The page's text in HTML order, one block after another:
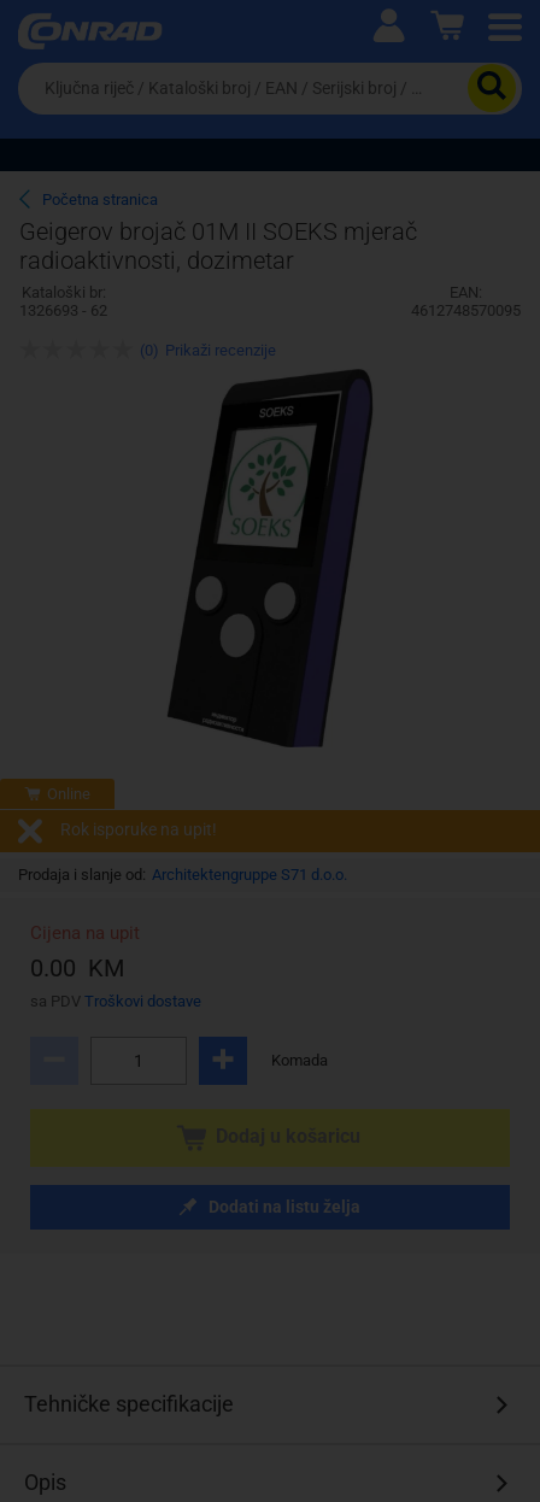
Ova postavka prilagođava asortiman proizvoda i
cijene vašim potrebama.
Pravno lice
Da
biste
potražili
proizvod,
unesite
ključnu
riječ,
kataloški
broj,
EAN
ili
Početna stranica
Geigerov brojač 01M II SOEKS mjerač
radioaktivnosti, dozimetar
Kataloški br:
1326693 - 62
EAN:
4612748570095
Online
Rok isporuke na upit!
Prodaja i slanje od: Architektengruppe S71 d.o.o.
Cijena na upit
0.00 KM
sa PDV Troškovi dostave
Komada
Dodati na listu želja
(0) Prikaži recenzije
Tehničke specifikacije
Opis